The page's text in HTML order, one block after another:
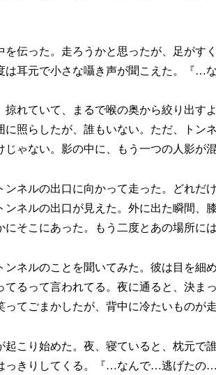
伝った。走ろうかと思ったが、足がす
は耳元で小さな囁き声が聞こえた。『
れていて、まるで喉の奥から絞り出す
照らしたが、誰もいない。ただ、トン
ゃない。影の中に、もう一つの人影が
ネルの出口に向かって走った。どれだ
ネルの出口が見えた。外に出た瞬間、
そこにあった。もう二度とあの場所に
ネルのことを聞いてみた。彼は目を細
るって言われてる。夜に通ると、決ま
てごまかしたが、背中に冷たいものが走
起こり始めた。夜、寝ていると、枕元で
っきりしてくる。『…なんで…逃げたの